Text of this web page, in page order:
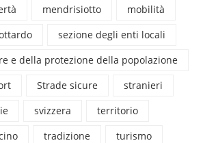
mendrisiotto
mobilità
sezione degli enti locali
e della protezione della popolazione
Strade sicure
stranieri
svizzera
territorio
tradizione turismo